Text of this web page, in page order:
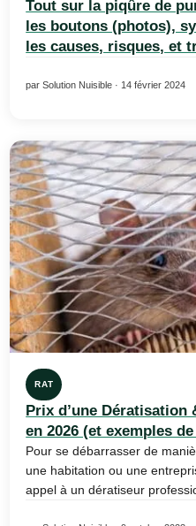
Tout sur la piqûre de
les boutons (photos),
les causes, risques, et
par Solution Nuisible · 14 février 2024
RAT
Prix d’une Dératisation
en 2026 (et exemples
Pour se débarrasser de
une habitation ou une
appel à un dératiseur